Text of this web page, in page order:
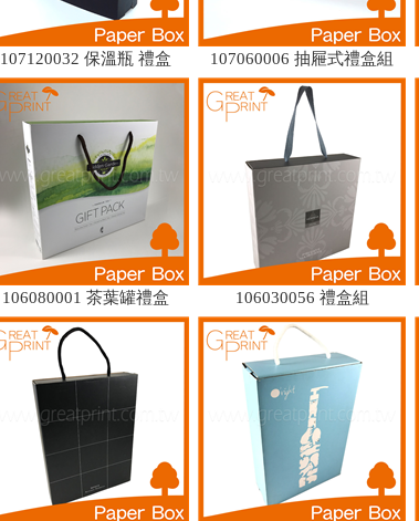
107120032 保溫瓶 禮盒 107060006 抽屜式禮盒組
106080001 茶葉罐禮盒 106030056 禮盒組